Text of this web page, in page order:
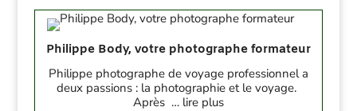
Philippe Body, votre photographe formateur
Philippe photographe de voyage professionnel a
deux passions : la photographie et le voyage.
Après … lire plus